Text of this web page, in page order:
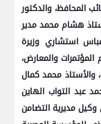
المحافظ، والدكتور
هشام محمد مدير
استشاري وزيرة
والمعارض،
والأستاذ محمد كمال
عبد التواب الهاين
مديرية التضامن